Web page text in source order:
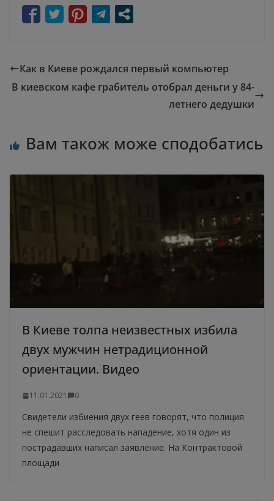
Как в Киеве рождался первый компьютер
В киевском кафе грабитель отобрал деньги у 84-
летнего дедушки
Вам також може сподобатись
В Киеве толпа неизвестных избила
двух мужчин нетрадиционной
ориентации. Видео
11.01.2021 0
Свидетели избиения двух геев говорят, что полиция
не спешит расследовать нападение, хотя один из
пострадавших написал заявление. На Контрактовой
площади